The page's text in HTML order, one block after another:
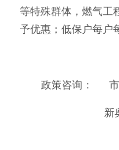
等特殊群体，燃气工
予优惠；低保户每户
政策咨询 ：
新